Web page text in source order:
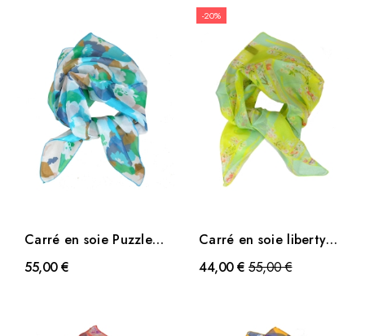
Carré en soie Puzzle
vert
55,00 €
-20%
Carré en soie liberty
jaune
44,00 € Prix
55,00 €